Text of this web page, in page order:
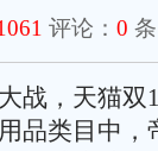
评论： 0
战，天猫双
品类目中，